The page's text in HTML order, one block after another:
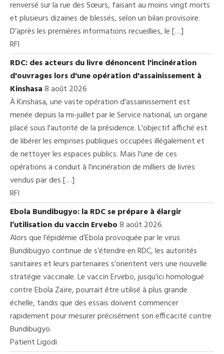
renversé sur la rue des Sœurs, faisant au moins vingt morts
et plusieurs dizaines de blessés, selon un bilan provisoire.
D’après les premières informations recueillies, le […]
RFI
RDC: des acteurs du livre dénoncent l'incinération
d'ouvrages lors d'une opération d'assainissement à
Kinshasa8 août 2026
À Kinshasa, une vaste opération d'assainissement est
menée depuis la mi-juillet par le Service national, un organe
placé sous l'autorité de la présidence. L'objectif affiché est
de libérer les emprises publiques occupées illégalement et
de nettoyer les espaces publics. Mais l'une de ces
opérations a conduit à l'incinération de milliers de livres
vendus par des […]
RFI
Ebola Bundibugyo: la RDC se prépare à élargir
l’utilisation du vaccin Ervebo8 août 2026
Alors que l’épidémie d’Ebola provoquée par le virus
Bundibugyo continue de s’étendre en RDC, les autorités
sanitaires et leurs partenaires s’orientent vers une nouvelle
stratégie vaccinale. Le vaccin Ervebo, jusqu’ici homologué
contre Ebola Zaïre, pourrait être utilisé à plus grande
échelle, tandis que des essais doivent commencer
rapidement pour mesurer précisément son efficacité contre
Bundibugyo.
Patient Ligodi